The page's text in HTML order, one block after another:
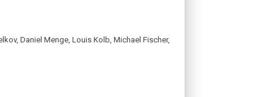
Daniel Menge, Louis Kolb, Michael Fischer,